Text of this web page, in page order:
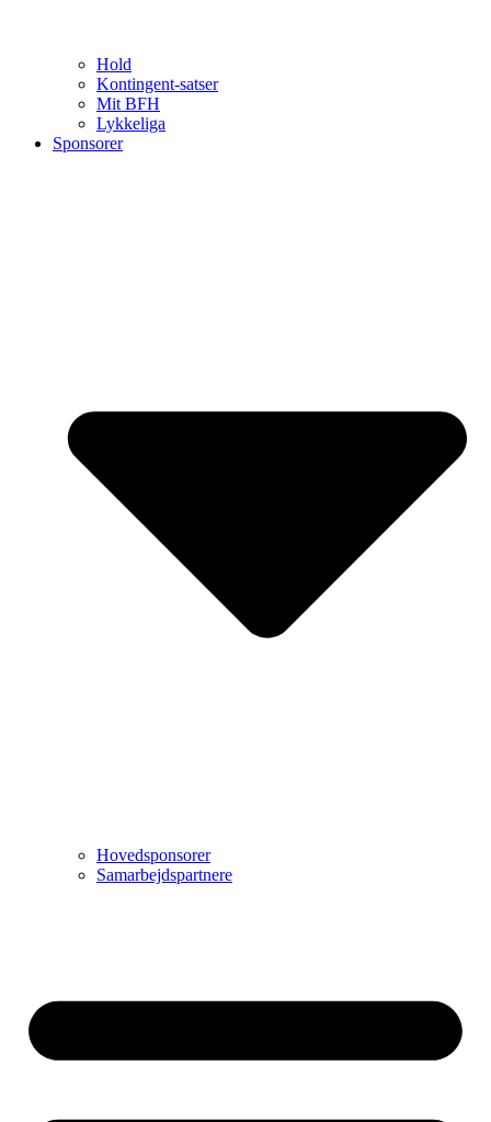
Hold
Kontingent-satser
Mit BFH
Lykkeliga
Sponsorer
Hovedsponsorer
Samarbejdspartnere